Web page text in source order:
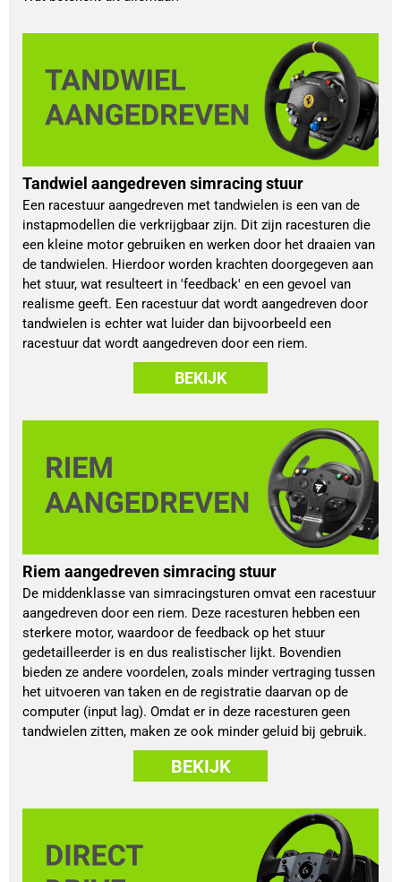
Tandwiel aangedreven simracing stuur
Een racestuur aangedreven met tandwielen is een van de
instapmodellen die verkrijgbaar zijn. Dit zijn racesturen die
een kleine motor gebruiken en werken door het draaien van
de tandwielen. Hierdoor worden krachten doorgegeven aan
het stuur, wat resulteert in 'feedback' en een gevoel van
realisme geeft. Een racestuur dat wordt aangedreven door
tandwielen is echter wat luider dan bijvoorbeeld een
racestuur dat wordt aangedreven door een riem.
BEKIJK
Riem aangedreven simracing stuur
De middenklasse van simracingsturen omvat een racestuur
aangedreven door een riem. Deze racesturen hebben een
sterkere motor, waardoor de feedback op het stuur
gedetailleerder is en dus realistischer lijkt. Bovendien
bieden ze andere voordelen, zoals minder vertraging tussen
het uitvoeren van taken en de registratie daarvan op de
computer (input lag). Omdat er in deze racesturen geen
tandwielen zitten, maken ze ook minder geluid bij gebruik.
BEKIJK